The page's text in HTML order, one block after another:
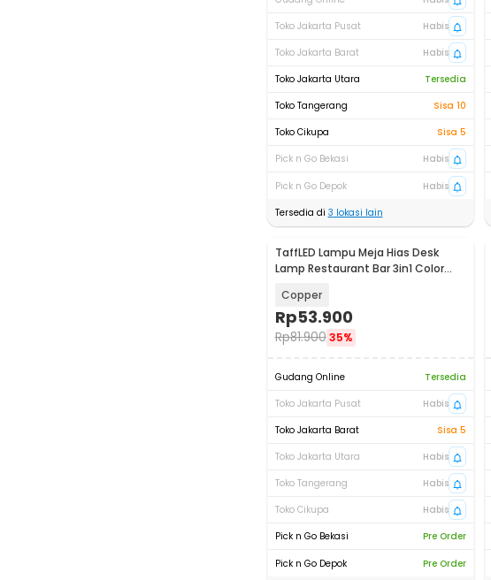
Toko Jakarta Pusat
Habis
Toko Jakarta Barat
Habis
Toko Jakarta Utara
Tersedia
Toko Tangerang
Sisa 10
Toko Cikupa
Sisa 5
Pick n Go Bekasi
Habis
Pick n Go Depok
Habis
Tersedia di 3 lokasi lain
TaffLED Lampu Meja Hias Desk
Lamp Restaurant Bar 3in1 Color
Copper
Rp53.900
Rp81.900 35%
Gudang Online
Tersedia
Toko Jakarta Pusat
Habis
Toko Jakarta Barat
Sisa 5
Toko Jakarta Utara
Habis
Toko Tangerang
Habis
Toko Cikupa
Habis
Pick n Go Bekasi
Pre Order
Pick n Go Depok Pre Order